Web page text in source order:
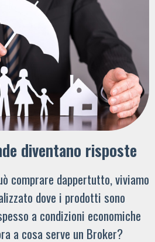
diventano risposte
comprare dappertutto, viviamo
dove i prodotti sono
a condizioni economiche
a cosa serve un Broker?